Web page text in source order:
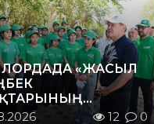
«ЖАСЫЛ
12 0